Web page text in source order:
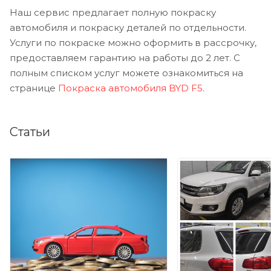
Наш сервис предлагает полную покраску
автомобиля и покраску деталей по отдельности.
Услуги по покраске можно оформить в рассрочку,
предоставляем гарантию на работы до 2 лет. С
полным списком услуг можете ознакомиться на
странице Покраска автомобиля BYD F5.
Статьи